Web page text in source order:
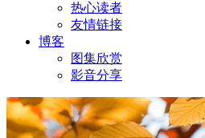
热心读者
友情链接
博客
图集欣赏
影音分享